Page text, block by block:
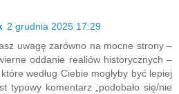
2 grudnia 2025 17:29
uwagę zarówno na mocne strony –
oddanie realiów historycznych –
według Ciebie mogłyby być lepiej
typowy komentarz „podobało się/nie